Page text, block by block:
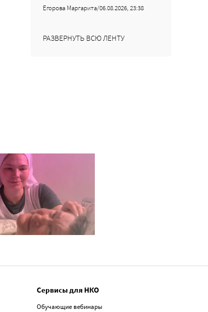
Егорова Маргарита/06.08.2026, 23:38
РАЗВЕРНУТЬ ВСЮ ЛЕНТУ
Сервисы для НКО
Обучающие вебинары